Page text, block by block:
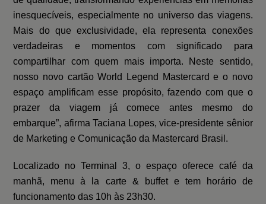
inesquecíveis, especialmente no universo das viagens.
Mais do que exclusividade, ela representa conexões
verdadeiras e momentos com significado para
compartilhar com quem mais importa. Neste sentido,
nosso novo cartão World Legend Mastercard e o novo
espaço amplificam esse propósito, fazendo com que o
prazer da viagem já comece antes mesmo do
embarque”, afirma Taciana Lopes, vice-presidente sênior
de Marketing e Comunicação da Mastercard Brasil.
Localizado no Terminal 3, o espaço oferece café da
manhã, menu
à la carte & buffet e tem horário de
funcionamento das 10h às 23h30.